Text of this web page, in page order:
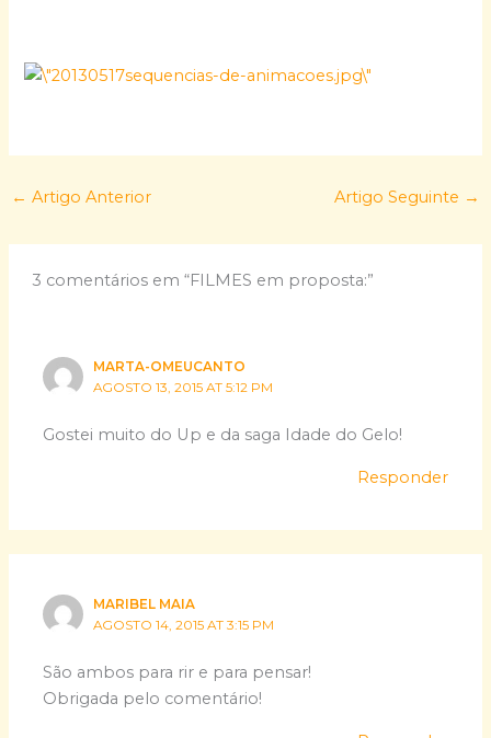
← Artigo Anterior Artigo Seguinte →
3 comentários em “FILMES em proposta:”
MARTA-OMEUCANTO
AGOSTO 13, 2015 AT 5:12 PM
Gostei muito do Up e da saga Idade do Gelo!
Responder
MARIBEL MAIA
AGOSTO 14, 2015 AT 3:15 PM
São ambos para rir e para pensar!
Obrigada pelo comentário!